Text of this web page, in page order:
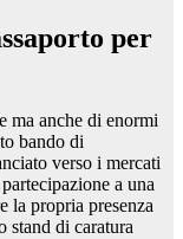
per
ma anche di enormi
bando di
verso i mercati
a una
la propria presenza
stand di caratura